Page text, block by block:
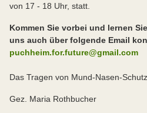
von 17 - 18 Uhr, statt.
Kommen Sie vorbei und lernen
uns auch über folgende Email
puchheim.for.future@gmail.com
Das Tragen von Mund-Nasen-
Gez. Maria Rothbucher